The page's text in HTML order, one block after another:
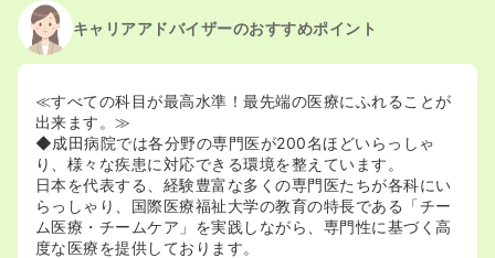
キャリアアドバイザーのおすすめポイント
≪すべての科目が最高水準！最先端の医療にふれることが
出来ます。≫
◆成田病院では各分野の専門医が200名ほどいらっしゃ
り、様々な疾患に対応できる環境を整えています。
日本を代表する、経験豊富な多くの専門医たちが各科にい
らっしゃり、国際医療福祉大学の教育の特長である「チー
ム医療・チームケア」を実践しながら、専門性に基づく高
度な医療を提供しております。